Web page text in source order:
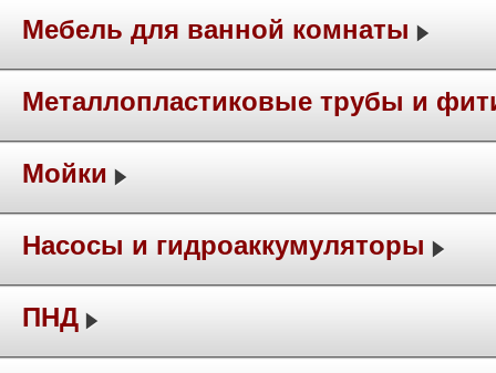
Мебель для ванной комнаты
Металлопластиковые трубы и
Мойки
Насосы и гидроаккумуляторы
ПНД